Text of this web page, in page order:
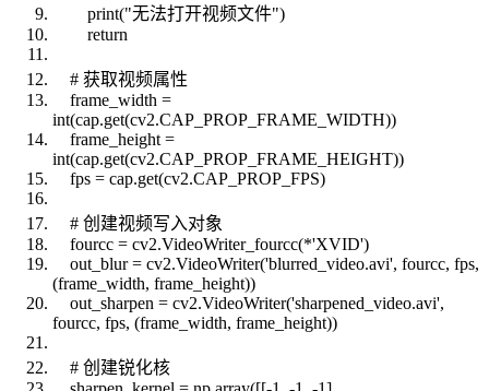
print("无法打开视频文件")
return
# 获取视频属性
frame_width =
int(cap.get(cv2.CAP_PROP_FRAME_WIDTH))
frame_height =
int(cap.get(cv2.CAP_PROP_FRAME_HEIGHT))
fps = cap.get(cv2.CAP_PROP_FPS)
# 创建视频写入对象
fourcc = cv2.VideoWriter_fourcc(*'XVID')
out_blur = cv2.VideoWriter('blurred_video.avi', fourcc, fps,
(frame_width, frame_height))
out_sharpen = cv2.VideoWriter('sharpened_video.avi',
fourcc, fps, (frame_width, frame_height))
# 创建锐化核